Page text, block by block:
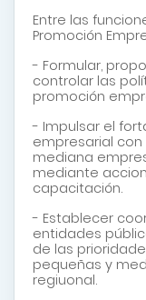
Entre las
Promoción
- Formular,
controlar las
promoción
- Impulsar el
empresarial
mediana
mediante
capacitación.
- Establecer
entidades
de las
pequeñas y
regiuonal.